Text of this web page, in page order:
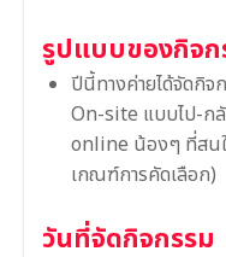
รูปแบบของกิจก
ปีนี้ทางค่ายได้จัดกิ
On-site แบบไป-ก
online น้องๆ ที่สน
เกณฑ์การคัดเลือก)
วันที่จัดกิจกรรม